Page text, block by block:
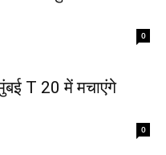
0
T 20 में मचाएंगे
0